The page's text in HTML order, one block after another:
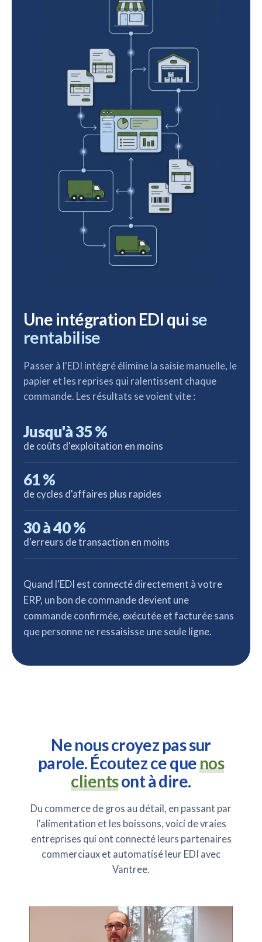
Une intégration EDI quise
rentabilise
Passer à l'EDI intégré élimine la saisie manuelle, le
papier et les reprises qui ralentissent chaque
commande. Les résultats se voient vite :
Jusqu'à 35 %
de coûts d'exploitation en moins
61 %
de cycles d'affaires plus rapides
30 à 40 %
d'erreurs de transaction en moins
Quand l'EDI est connecté directement à votre
ERP, un bon de commande devient une
commande confirmée, exécutée et facturée sans
que personne ne ressaisisse une seule ligne.
Ne nous croyez pas sur
parole. Écoutez ce quenos
clientsont à dire.
Du commerce de gros au détail, en passant par
l'alimentation et les boissons, voici de vraies
entreprises qui ont connecté leurs partenaires
commerciaux et automatisé leur EDI avec
Vantree.